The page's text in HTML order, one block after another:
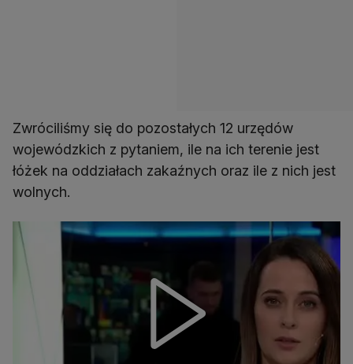
Zwróciliśmy się do pozostałych 12 urzędów
wojewódzkich z pytaniem, ile na ich terenie jest
łóżek na oddziałach zakaźnych oraz ile z nich jest
wolnych.